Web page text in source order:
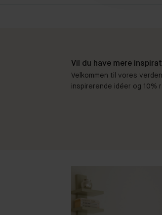
Vil du have mere
Velkommen til vores
inspirerende idéer og 10%